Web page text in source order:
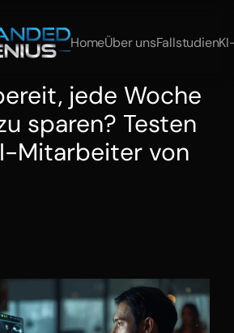
jede Woche
sparen? Testen
Mitarbeiter von
fürSieautomatisiert.
HomeÜber unsFallstudien